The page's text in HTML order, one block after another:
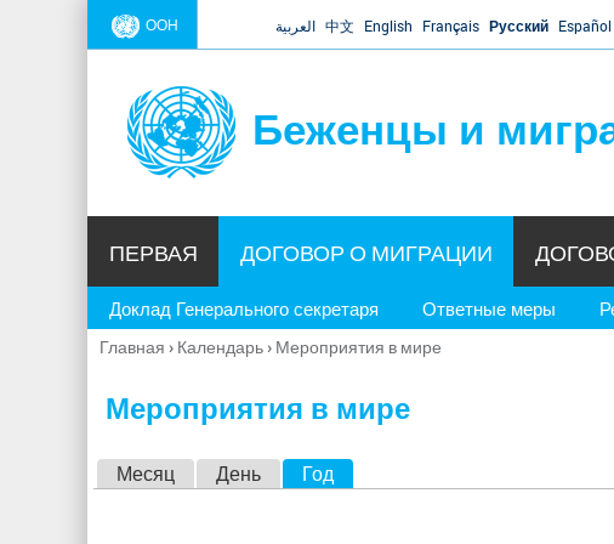
ООН العربية 中文 English Français Русский Español
Беженцы и
ПЕРВАЯ ДОГОВОР О МИГРАЦИИ
Доклад Генерального секретаря Ответные меры
Вы
Главная › Календарь› Мероприятия в мире
Мероприятия в мире
Месяц День Год